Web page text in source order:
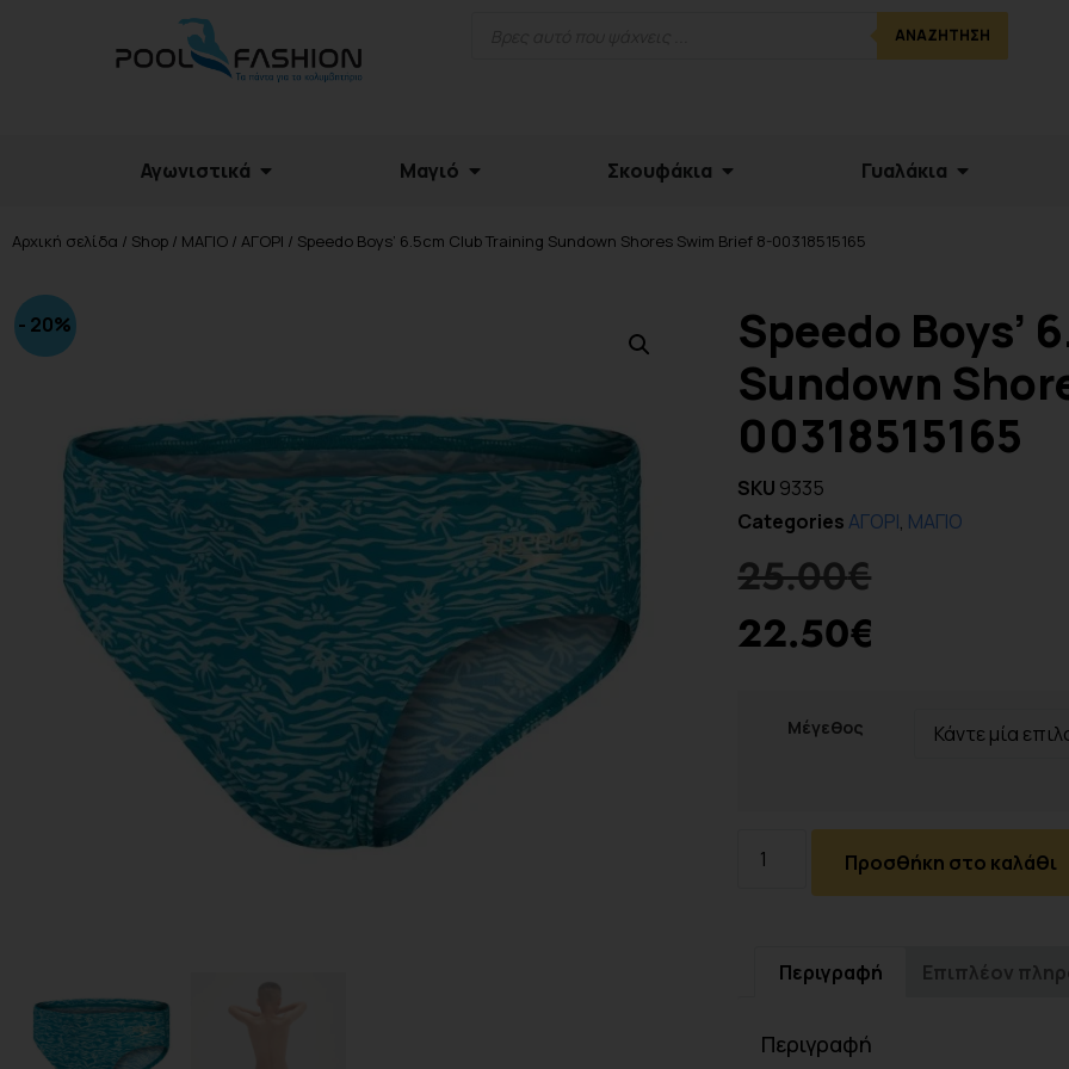
ΑΝΑΖΉΤΗΣΗ
Αγωνιστικά Μαγιό Σκουφάκια Γυαλάκια
Αρχική σελίδα / Shop / ΜΑΓΙΟ / ΑΓΟΡΙ / Speedo Boys’ 6.5cm Club Training Sundown Shores Swim Brief 8-00318515165
- 20%
Speedo Boys’
Sundown
00318515165
SKU 9335
CategoriesΑΓΟΡΙ, ΜΑΓΙΟ
25.00€
22.50€
Μέγεθος
Προσθήκη στο καλάθι
Περιγραφή Επιπλέον
Περιγραφή